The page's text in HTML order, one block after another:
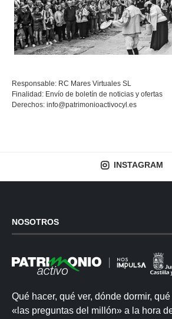
Responsable: RC Mares Virtuales SL
Finalidad: Envío de boletín de noticias y ofertas
Derechos: info@patrimonioactivocyl.es
INSTAGRAM
NOSOTROS
Qué hacer, qué ver, dónde dormir,
«las preguntas del millón» a la hora